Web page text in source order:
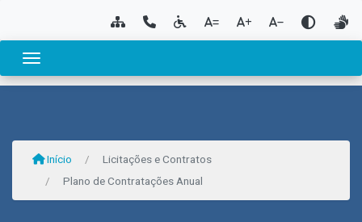
Toggle navigation
Início
Licitações e Contratos
Plano de Contratações Anual